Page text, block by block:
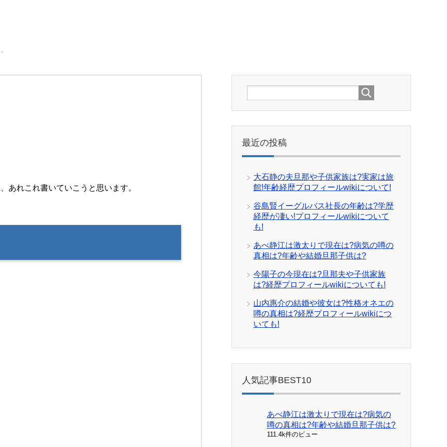
あれこれ書いていこうと思います。
最近の投稿
大石静の夫旦那や子供家族は?実家は旅
館!年齢経歴プロフィールwikiについて!
谷島賢イーグルバス社長の年齢は?学歴
経歴が凄い!プロフィールwikiについて
も!
あべ静江は激太りで現在は?病気の噂の
真相は?年齢や結婚旦那子供は?
今陽子の今現在は?旦那夫や子供家族
は?経歴プロフィールwikiについても!
山内惠介の結婚や彼女は?性格オネエの
噂の真相は?経歴プロフィールwikiにつ
いても!
人気記事BEST10
あべ静江は激太りで現在は?病気の
噂の真相は?年齢や結婚旦那子供は?
111.4k件のビュー